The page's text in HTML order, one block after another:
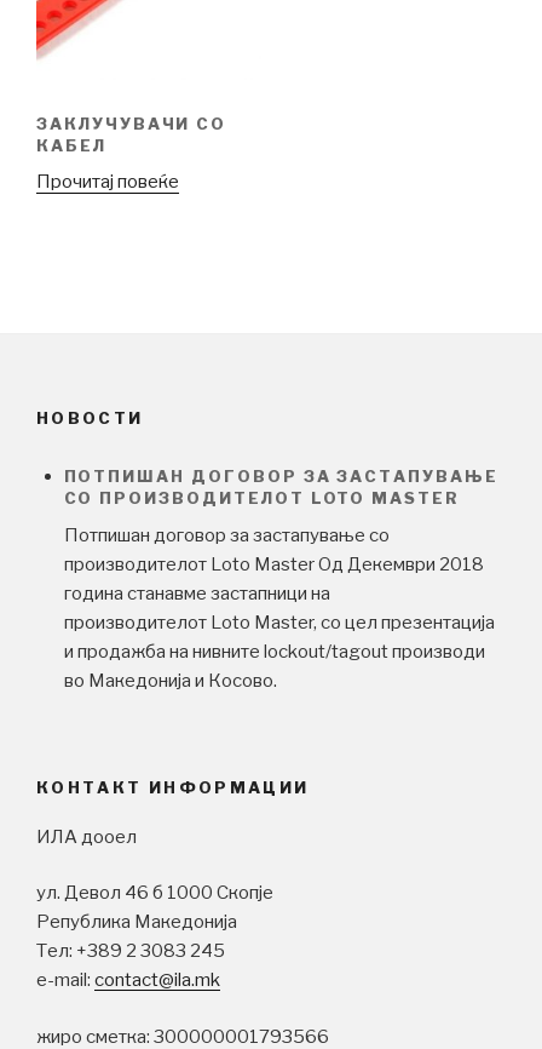
ЗАКЛУЧУВАЧИ СО
КАБЕЛ
Прочитај повеќе
НОВОСТИ
ПОТПИШАН ДОГОВОР ЗА ЗАСТАПУВАЊЕ
СО ПРОИЗВОДИТЕЛОТ LOTO MASTER
Потпишан договор за застапување со
производителот Loto Master Од Декември 2018
година станавме застапници на
производителот Loto Master, со цел презентација
и продажба на нивните lockout/tagout производи
во Македонија и Косово.
КОНТАКТ ИНФОРМАЦИИ
ИЛА дооел
ул. Девол 46 б 1000 Скопје
Република Македонија
Tел: +389 2 3083 245
e-mail: contact@ila.mk
жиро сметка: 300000001793566